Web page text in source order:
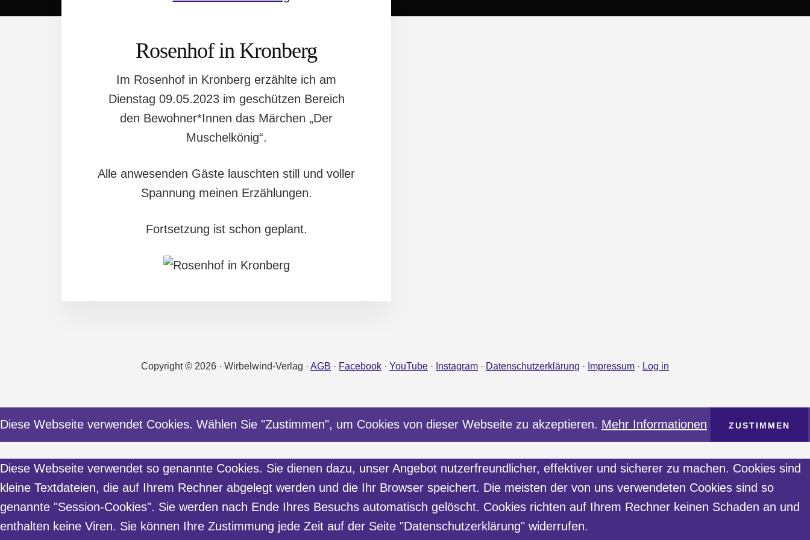
Rosenhof in Kronberg
Im Rosenhof in Kronberg erzählte ich am
Dienstag 09.05.2023 im geschützen Bereich
den Bewohner*Innen das Märchen „Der
Muschelkönig“.
Alle anwesenden Gäste lauschten still und voller
Spannung meinen Erzählungen.
Fortsetzung ist schon geplant.
Copyright © 2026 · Wirbelwind-Verlag · AGB · Facebook · YouTube · Instagram · Datenschutzerklärung · Impressum · Log in
Diese Webseite verwendet Cookies. Wählen Sie "Zustimmen", um Cookies von dieser Webseite zu akzeptieren. Mehr Informationen ZUSTIMMEN
Diese Webseite verwendet so genannte Cookies. Sie dienen dazu, unser Angebot nutzerfreundlicher, effektiver und sicherer zu machen. Cookies sind
kleine Textdateien, die auf Ihrem Rechner abgelegt werden und die Ihr Browser speichert. Die meisten der von uns verwendeten Cookies sind so
genannte "Session-Cookies". Sie werden nach Ende Ihres Besuchs automatisch gelöscht. Cookies richten auf Ihrem Rechner keinen Schaden an und
enthalten keine Viren. Sie können Ihre Zustimmung jede Zeit auf der Seite "Datenschutzerklärung" widerrufen.